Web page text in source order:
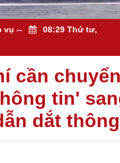
vụ --
08:29 Thứ tư,
cần
tin'
dắt